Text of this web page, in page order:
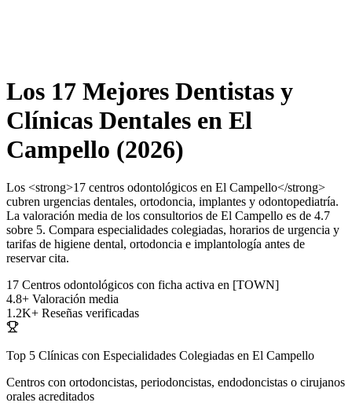
Los 17 Mejores Dentistas y
Clínicas Dentales en El
Campello (2026)
Los <strong>17 centros odontológicos en El Campello</strong>
cubren urgencias dentales, ortodoncia, implantes y odontopediatría.
La valoración media de los consultorios de El Campello es de 4.7
sobre 5. Compara especialidades colegiadas, horarios de urgencia y
tarifas de higiene dental, ortodoncia e implantología antes de
reservar cita.
17 Centros odontológicos con ficha activa en [TOWN]
4.8+ Valoración media
1.2K+ Reseñas verificadas
Top 5 Clínicas con Especialidades Colegiadas en El Campello
Centros con ortodoncistas, periodoncistas, endodoncistas o cirujanos
orales acreditados